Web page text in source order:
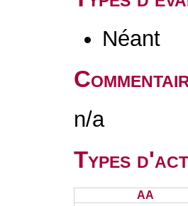
Néant
n/a
Types
AA